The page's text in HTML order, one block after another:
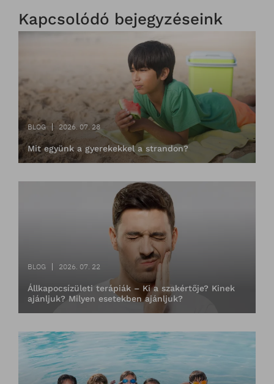
Kapcsolódó bejegyzéseink
BLOG 2026. 07. 28
Mit együnk a gyerekekkel a strandon?
BLOG 2026. 07. 22
Állkapocsízületi terápiák – Ki a szakértője? Kinek
ajánljuk? Milyen esetekben ajánljuk?